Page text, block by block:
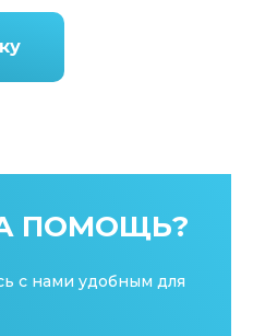
ПОМОЩЬ?
с нами удобным для